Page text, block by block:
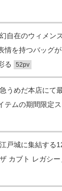
自在のウィメン
情を持つバッグ
る
52pv
うめだ本店にて
テムの期間限定
戸城に集結する
カブト レガシ